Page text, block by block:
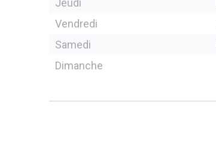
Jeudi
Vendredi
Samedi
Dimanche